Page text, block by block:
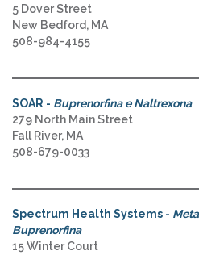
5 Dover Street
New Bedford, MA
508-984-4155
SOAR - Buprenorfina e Naltrexona
279 North Main Street
Fall River, MA
508-679-0033
Spectrum Health Systems -
Buprenorfina
15 Winter Court